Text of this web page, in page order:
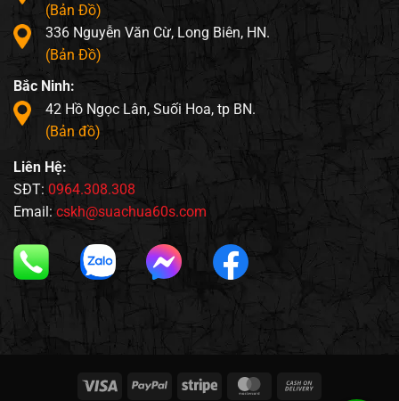
(Bản Đồ)
336 Nguyễn Văn Cừ, Long Biên, HN.
(Bản Đồ)
Bắc Ninh:
42 Hồ Ngọc Lân, Suối Hoa, tp BN.
(Bản đồ)
Liên Hệ:
SĐT: 0964.308.308
Email: cskh@suachua60s.com
Visa PayPal Stripe MasterCard